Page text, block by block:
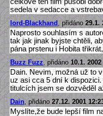
sedela v sedacce a
lord-Blackhand , přidáno 29.1.
Naprosto souhlasím s
tak jak jinak byjste chtěli,
pána prstenu i Hobita
Buzz Fuzz, přidáno 10.1.
Dain. Nevim, možná už to
uz asi cca 5 dní k
titulcích jsem se dozvěděl
Dain, přidáno 27.12. 2001
Myslíte,že bude lepší film